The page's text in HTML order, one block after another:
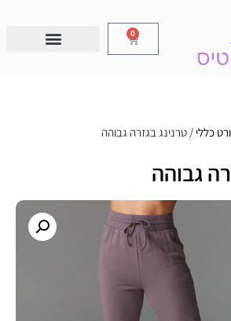
0
כללי / טרנינג בגזרה גבוהה
גבוהה